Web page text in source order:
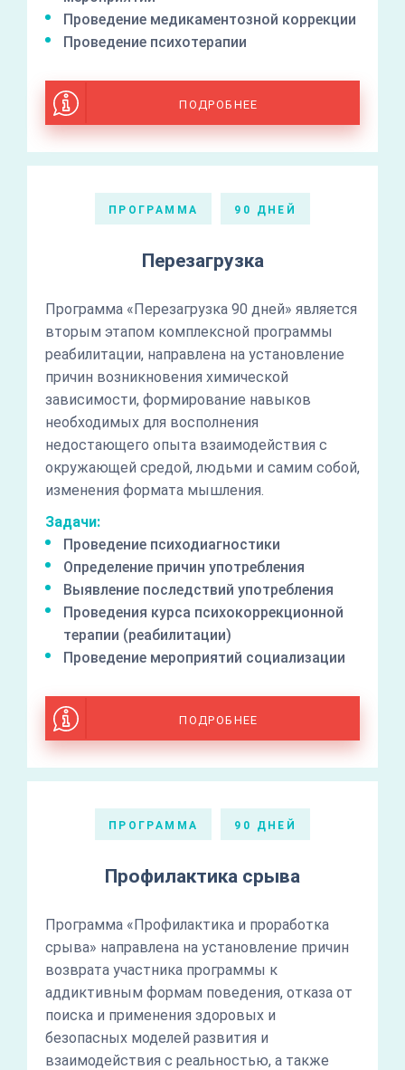
Проведение медикаментозной коррекции
Проведение психотерапии
ПОДРОБНЕЕ
ПРОГРАММА 90 ДНЕЙ
Перезагрузка
Программа «Перезагрузка 90 дней» является
вторым этапом комплексной программы
реабилитации, направлена на установление
причин возникновения химической
зависимости, формирование навыков
необходимых для восполнения
недостающего опыта взаимодействия с
окружающей средой, людьми и самим собой,
изменения формата мышления.
Задачи:
Проведение психодиагностики
Определение причин употребления
Выявление последствий употребления
Проведения курса психокоррекционной
терапии (реабилитации)
Проведение мероприятий социализации
ПОДРОБНЕЕ
ПРОГРАММА 90 ДНЕЙ
Профилактика срыва
Программа «Профилактика и проработка
срыва» направлена на установление причин
возврата участника программы к
аддиктивным формам поведения, отказа от
поиска и применения здоровых и
безопасных моделей развития и
взаимодействия с реальностью, а также